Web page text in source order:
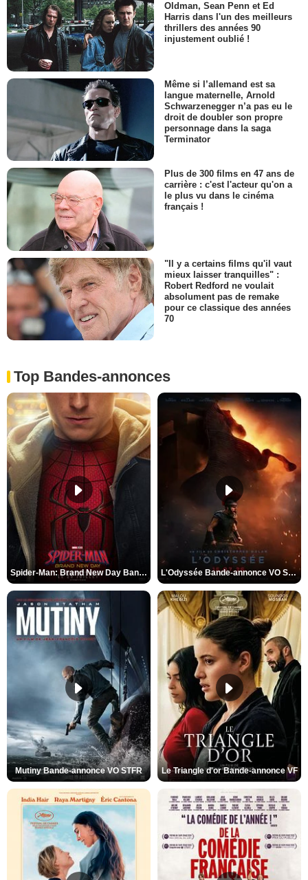
Oldman, Sean Penn et Ed
Harris dans l'un des meilleurs
thrillers des années 90
injustement oublié !
Même si l’allemand est sa
langue maternelle, Arnold
Schwarzenegger n’a pas eu le
droit de doubler son propre
personnage dans la saga
Terminator
Plus de 300 films en 47 ans de
carrière : c'est l'acteur qu'on a
le plus vu dans le cinéma
français !
"Il y a certains films qu'il vaut
mieux laisser tranquilles" :
Robert Redford ne voulait
absolument pas de remake
pour ce classique des années
70
Top Bandes-annonces
Spider-Man: Brand New Day Bande-annonce VO STFR L'Odyssée Bande-annonce VO STFR
Mutiny Bande-annonce VO STFR Le Triangle d'or Bande-annonce VF